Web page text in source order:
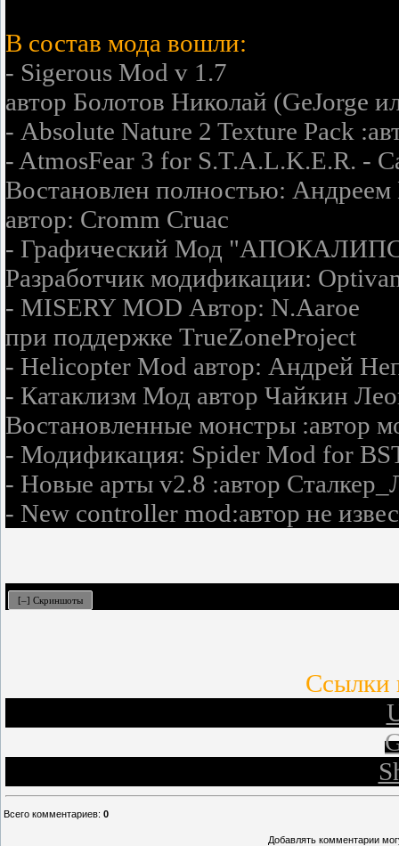
В состав мода вошли:
- Sigerous Mod v 1.7
автор Болотов Николай (GeJorge
- Absolute Nature 2 Texture Pack
- AtmosFear 3 for S.T.A.L.K.E.R. -
Востановлен полностью:
автор: Cromm Cruac
- Графический Мод
Разработчик модификации:
- MISERY MOD Автор: N.Aaroe
при поддержке TrueZoneProject
- Helicopter Mod автор: Андрей
- Катаклизм Мод автор Чайкин
Востановленные монстры :автор
- Модификация: Spider Mod for
- Новые арты v2.8 :автор
- New controller mod:автор не
Ссылки
Всего комментариев: 0
Добавлять комментарии